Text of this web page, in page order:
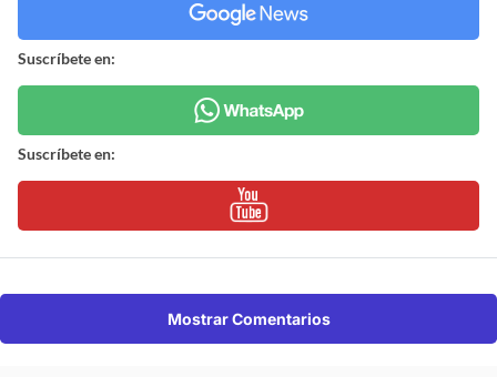
Suscríbete en:
Suscríbete en:
Mostrar Comentarios